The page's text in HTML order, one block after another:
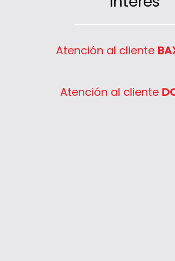
Atención al cliente
Atención al cliente